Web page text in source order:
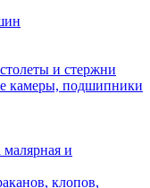
и стержни
камеры, подшипники
малярная и
клопов,